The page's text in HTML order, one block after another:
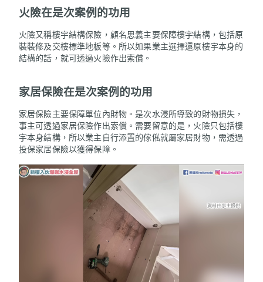
火險在是次案例的功用
火險又稱樓宇結構保險，顧名思義主要保障樓宇結構，包括原
裝裝修及交樓標準地板等。所以如果業主選擇還原樓宇本身的
結構的話，就可透過火險作出索償。
家居保險在是次案例的功用
家居保險主要保障單位內財物。是次水浸所導致的財物損失，
事主可透過家居保險作出索償。需要留意的是，火險只包括樓
宇本身結構，所以業主自行添置的傢俬就屬家居財物，需透過
投保家居保險以獲得保障。